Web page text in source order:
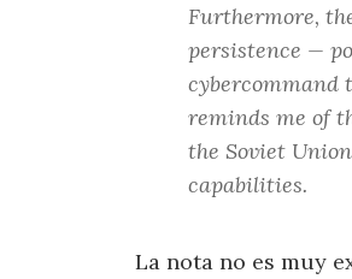
Furthermore,
persistence —
cybercommand
reminds me of
the Soviet
capabilities.
La nota no es muy